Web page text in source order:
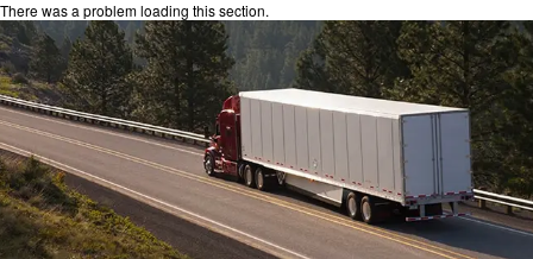
There was a problem loading this section.